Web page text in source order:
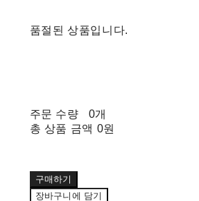
품절된 상품입니다.
주문 수량
0개
총 상품 금액 0원
구매하기
장바구니에 담기